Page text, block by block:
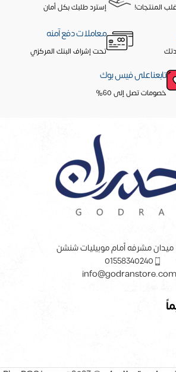
المنتجات! إسترد طلبك بكل أمان
معاملات دفع آمنه
تحت إشراف البنك المركزي
تابعنا على فيس بوك
خصومات تصل إلى 60%
مشرفه أمام موبيليات شنشن
01558340240
info@godranstore.com